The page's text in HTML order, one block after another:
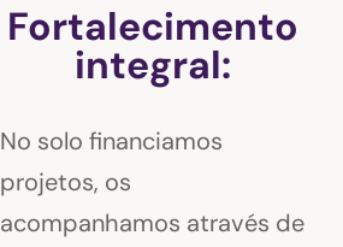
Fortalecimento
integral:
No solo financiamos
projetos, os
acompanhamos através de